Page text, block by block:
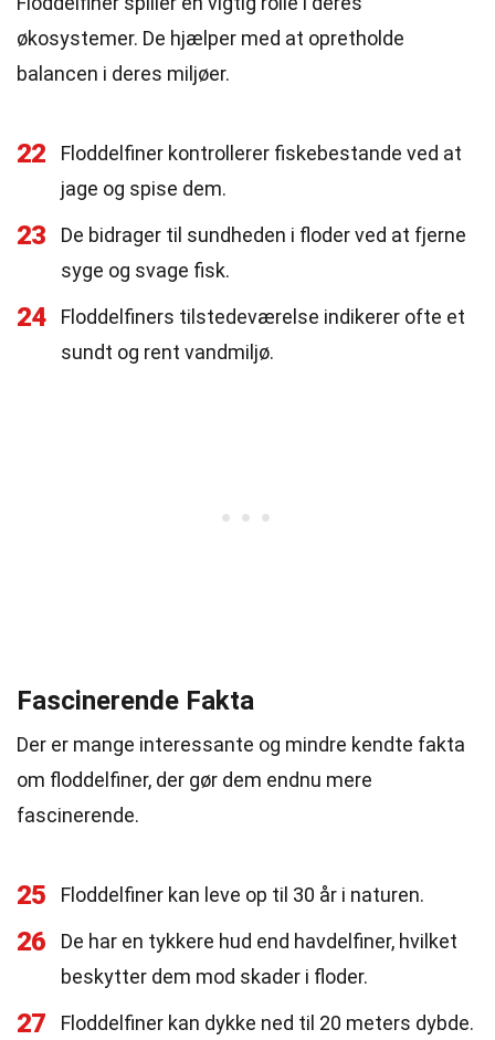
økosystemer. De hjælper med at opretholde
balancen i deres miljøer.
22
Floddelfiner kontrollerer fiskebestande ved at
jage og spise dem.
23
De bidrager til sundheden i floder ved at fjerne
syge og svage fisk.
24
Floddelfiners tilstedeværelse indikerer ofte et
sundt og rent vandmiljø.
Fascinerende Fakta
Der er mange interessante og mindre kendte fakta
om floddelfiner, der gør dem endnu mere
fascinerende.
25 Floddelfiner kan leve op til 30 år i naturen.
26
De har en tykkere hud end havdelfiner, hvilket
beskytter dem mod skader i floder.
27 Floddelfiner kan dykke ned til 20 meters dybde.